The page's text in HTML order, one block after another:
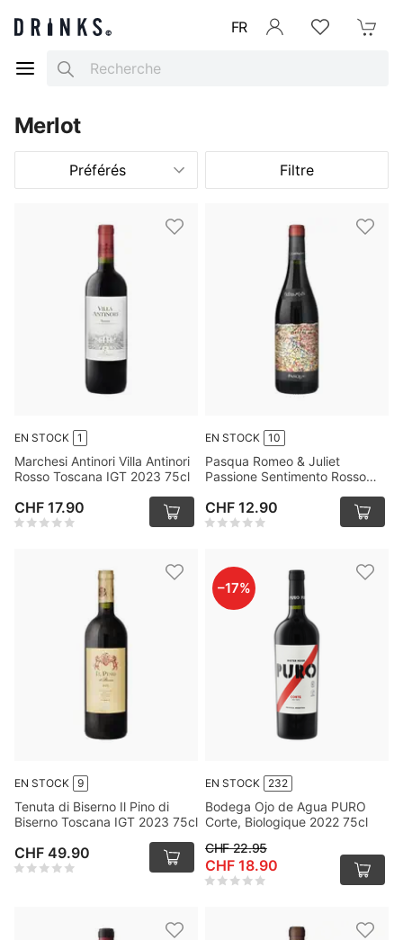
FR
Search
Merlot
Préférés Filtre
EN STOCK 1
Marchesi Antinori Villa Antinori
Rosso Toscana IGT 2023 75cl
CHF 17.90
EN STOCK 10
Pasqua Romeo & Juliet
Passione Sentimento Rosso
CHF 12.90
EN STOCK 9
Tenuta di Biserno Il Pino di
Biserno Toscana IGT 2023 75cl
CHF 49.90
EN STOCK 232
Bodega Ojo de Agua PURO
Corte, Biologique 2022 75cl
–17%
CHF 22.95
CHF 18.90